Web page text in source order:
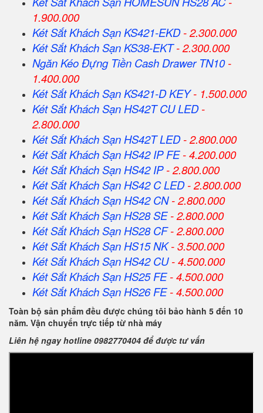
1.900.000
Két Sắt Khách Sạn KS421-EKD- 2.300.000
Két Sắt Khách Sạn KS38-EKT- 2.300.000
Ngăn Kéo Đựng Tiền Cash Drawer TN10-
1.400.000
Két Sắt Khách Sạn KS421-D KEY- 1.500.000
Két Sắt Khách Sạn HS42T CU LED-
2.800.000
Két Sắt Khách Sạn HS42T LED- 2.800.000
Két Sắt Khách Sạn HS42 IP FE- 4.200.000
Két Sắt Khách Sạn HS42 IP- 2.800.000
Két Sắt Khách Sạn HS42 C LED- 2.800.000
Két Sắt Khách Sạn HS42 CN- 2.800.000
Két Sắt Khách Sạn HS28 SE- 2.800.000
Két Sắt Khách Sạn HS28 CF- 2.800.000
Két Sắt Khách Sạn HS15 NK- 3.500.000
Két Sắt Khách Sạn HS42 CU- 4.500.000
Két Sắt Khách Sạn HS25 FE- 4.500.000
Két Sắt Khách Sạn HS26 FE- 4.500.000
Toàn bộ sản phẩm đều được chúng tôi bảo hành 5 đến 10
năm. Vận chuyển trực tiếp từ nhà máy
Liên hệ ngay hotline 0982770404 để được tư vấn